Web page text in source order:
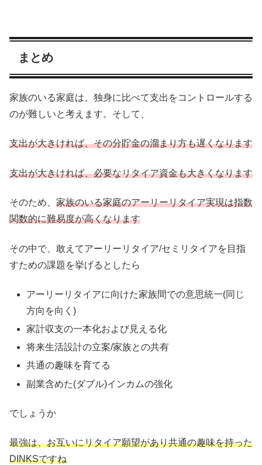
まとめ
家族のいる家庭は、独身に比べて支出をコントロールする
のが難しいと考えます。そして、
支出が大きければ、その分貯金の溜まり方も遅くなります
支出が大きければ、必要なリタイア資金も大きくなります
そのため、 家族のいる家庭のアーリーリタイア実現は指数
関数的に難易度が高くなります
その中で、敢えてアーリーリタイア/セミリタイアを目指
すための課題を挙げるとしたら
アーリーリタイアに向けた家族間での意思統一(同じ
方向を向く)
家計収支の一本化および見える化
将来生活設計の立案/家族との共有
共通の趣味を育てる
副業含めた(ダブル)インカムの強化
でしょうか
最強は、お互いにリタイア願望があり共通の趣味を持った
DINKSですね